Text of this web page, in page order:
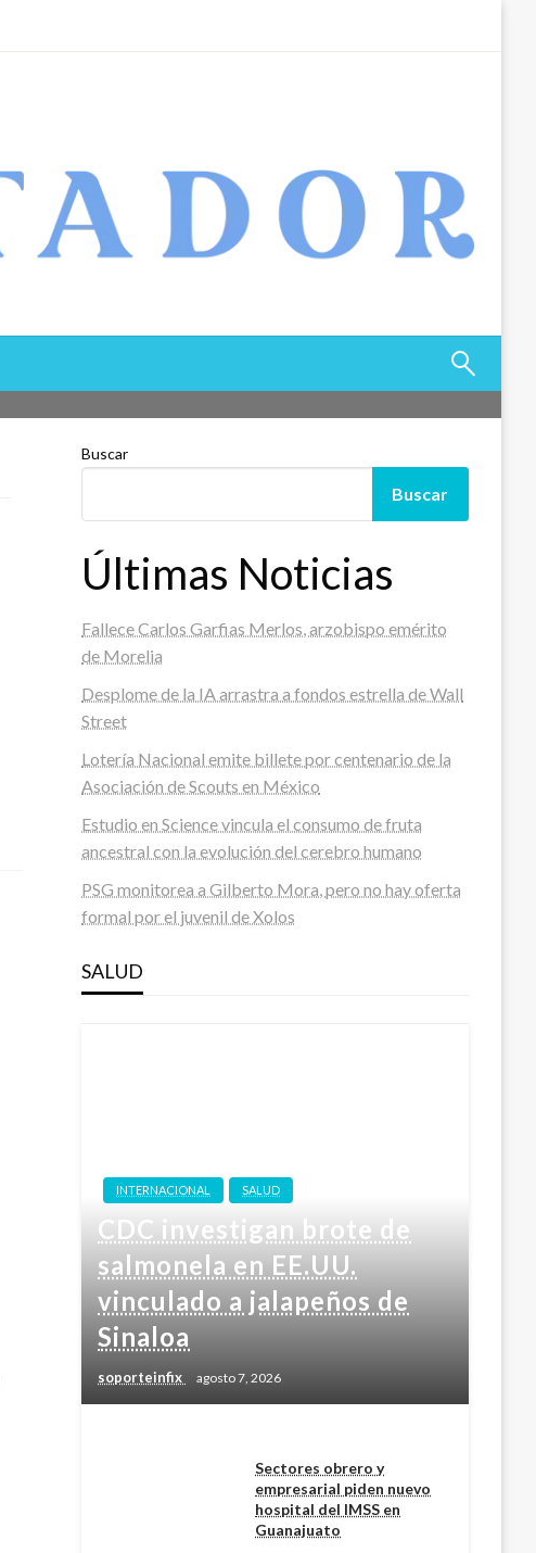
Buscar
Buscar
Últimas Noticias
Fallece Carlos Garfias Merlos, arzobispo emérito
de Morelia
Desplome de la IA arrastra a fondos estrella de Wall
Street
Lotería Nacional emite billete por centenario de la
Asociación de Scouts en México
Estudio en Science vincula el consumo de fruta
ancestral con la evolución del cerebro humano
PSG monitorea a Gilberto Mora, pero no hay oferta
formal por el juvenil de Xolos
SALUD
INTERNACIONAL SALUD
CDC investigan brote de
salmonela en EE.UU.
vinculado a jalapeños de
Sinaloa
soporteinfix agosto 7, 2026
Sectores obrero y
empresarial piden nuevo
hospital del IMSS en
Guanajuato